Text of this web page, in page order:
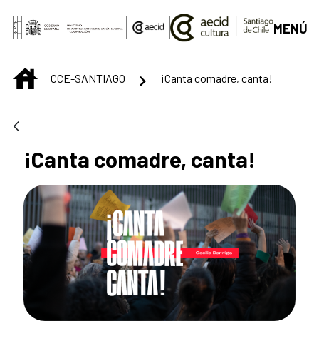
Saltar al contenido principal
MENÚ
INICIOCCE-SANTIAGO ¡Canta comadre, canta!
¡Canta comadre, canta!